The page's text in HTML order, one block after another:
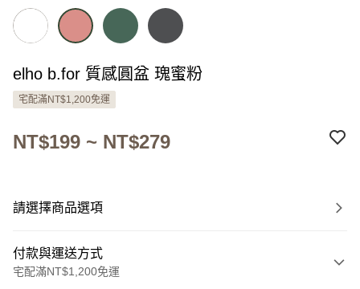
elho b.for 質感圓盆 瑰蜜粉
宅配滿NT$1,200免運
NT$199 ~ NT$279
請選擇商品選項
付款與運送方式
宅配滿NT$1,200免運